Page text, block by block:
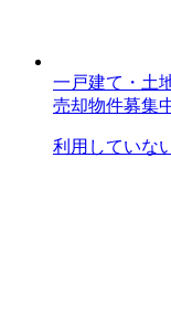
一戸建て・土
売却物件募集
利用していな